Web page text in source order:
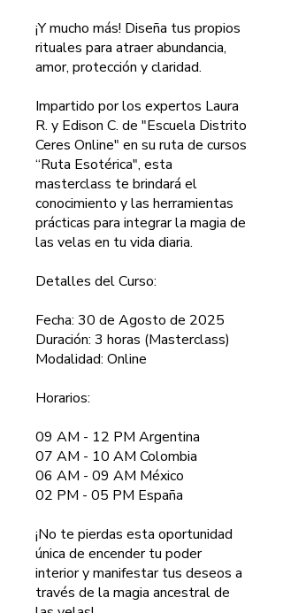
¡Y mucho más! Diseña tus propios
rituales para atraer abundancia,
amor, protección y claridad.
Impartido por los expertos Laura
R. y Edison C. de "Escuela Distrito
Ceres Online" en su ruta de cursos
“Ruta Esotérica", esta
masterclass te brindará el
conocimiento y las herramientas
prácticas para integrar la magia de
las velas en tu vida diaria.
Detalles del Curso:
Fecha: 30 de Agosto de 2025
Duración: 3 horas (Masterclass)
Modalidad: Online
Horarios:
09 AM - 12 PM Argentina
07 AM - 10 AM Colombia
06 AM - 09 AM México
02 PM - 05 PM España
¡No te pierdas esta oportunidad
única de encender tu poder
interior y manifestar tus deseos a
través de la magia ancestral de